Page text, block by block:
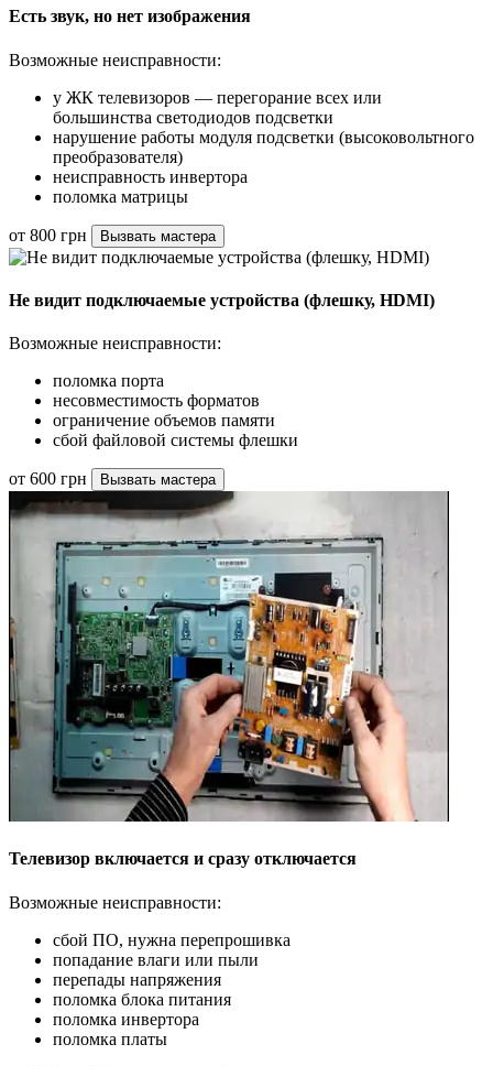
Есть звук, но нет изображения
Возможные неисправности:
у ЖК телевизоров — перегорание всех или
большинства светодиодов подсветки
нарушение работы модуля подсветки (высоковольтного
преобразователя)
неисправность инвертора
поломка матрицы
от 800 грн Вызвать мастера
Не видит подключаемые устройства (флешку, HDMI)
Возможные неисправности:
поломка порта
несовместимость форматов
ограничение объемов памяти
сбой файловой системы флешки
от 600 грн Вызвать мастера
Телевизор включается и сразу отключается
Возможные неисправности:
сбой ПО, нужна перепрошивка
попадание влаги или пыли
перепады напряжения
поломка блока питания
поломка инвертора
поломка платы